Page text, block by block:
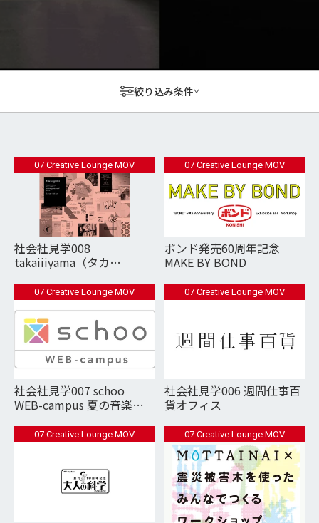
絞り込み条件
07 Creative Lounge MOV
社会社見学008
takaiiiyama（タカ
室）
07 Creative Lounge MOV
ボンド発売60周年記念
MAKE BY BOND
07 Creative Lounge MOV
社会社見学007 schoo
WEB-campus 夏の音楽講
う」
07 Creative Lounge MOV
社会社見学006 週間仕事百
貨オフィス
07 Creative Lounge MOV 07 Creative Lounge MOV